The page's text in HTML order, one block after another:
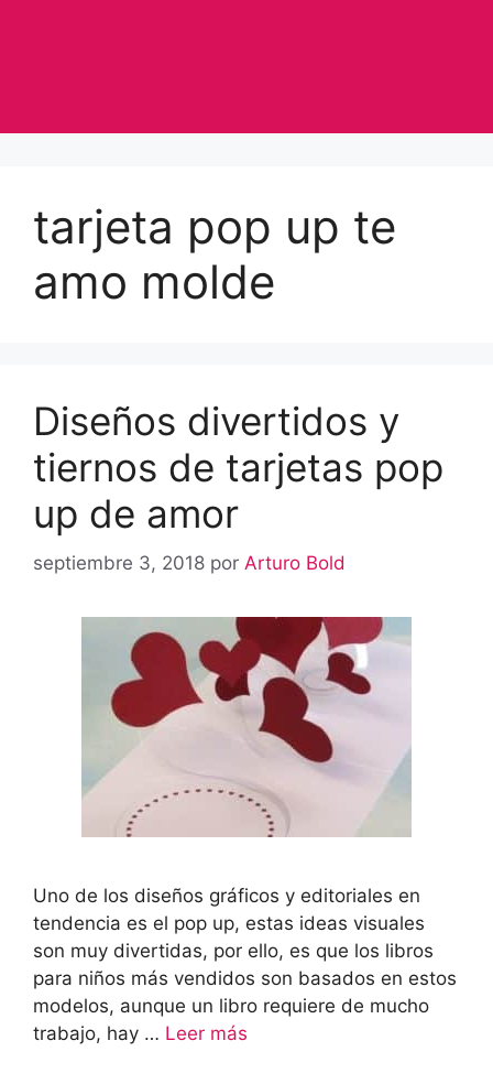
tarjeta pop up te
amo molde
Diseños divertidos y
tiernos de tarjetas pop
up de amor
septiembre 3, 2018 por Arturo Bold
Uno de los diseños gráficos y editoriales en
tendencia es el pop up, estas ideas visuales
son muy divertidas, por ello, es que los libros
para niños más vendidos son basados en estos
modelos, aunque un libro requiere de mucho
trabajo, hay … Leer más